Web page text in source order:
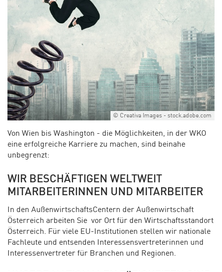
© Creativa Images - stock.adobe.com
Von Wien bis Washington - die Möglichkeiten, in der WKO
eine erfolgreiche Karriere zu machen, sind beinahe
unbegrenzt:
WIR BESCHÄFTIGEN WELTWEIT
MITARBEITERINNEN UND MITARBEITER
In den AußenwirtschaftsCentern der Außenwirtschaft
Österreich arbeiten Sie vor Ort für den Wirtschaftsstandort
Österreich. Für viele EU-Institutionen stellen wir nationale
Fachleute und entsenden Interessensvertreterinnen und
Interessenvertreter für Branchen und Regionen.